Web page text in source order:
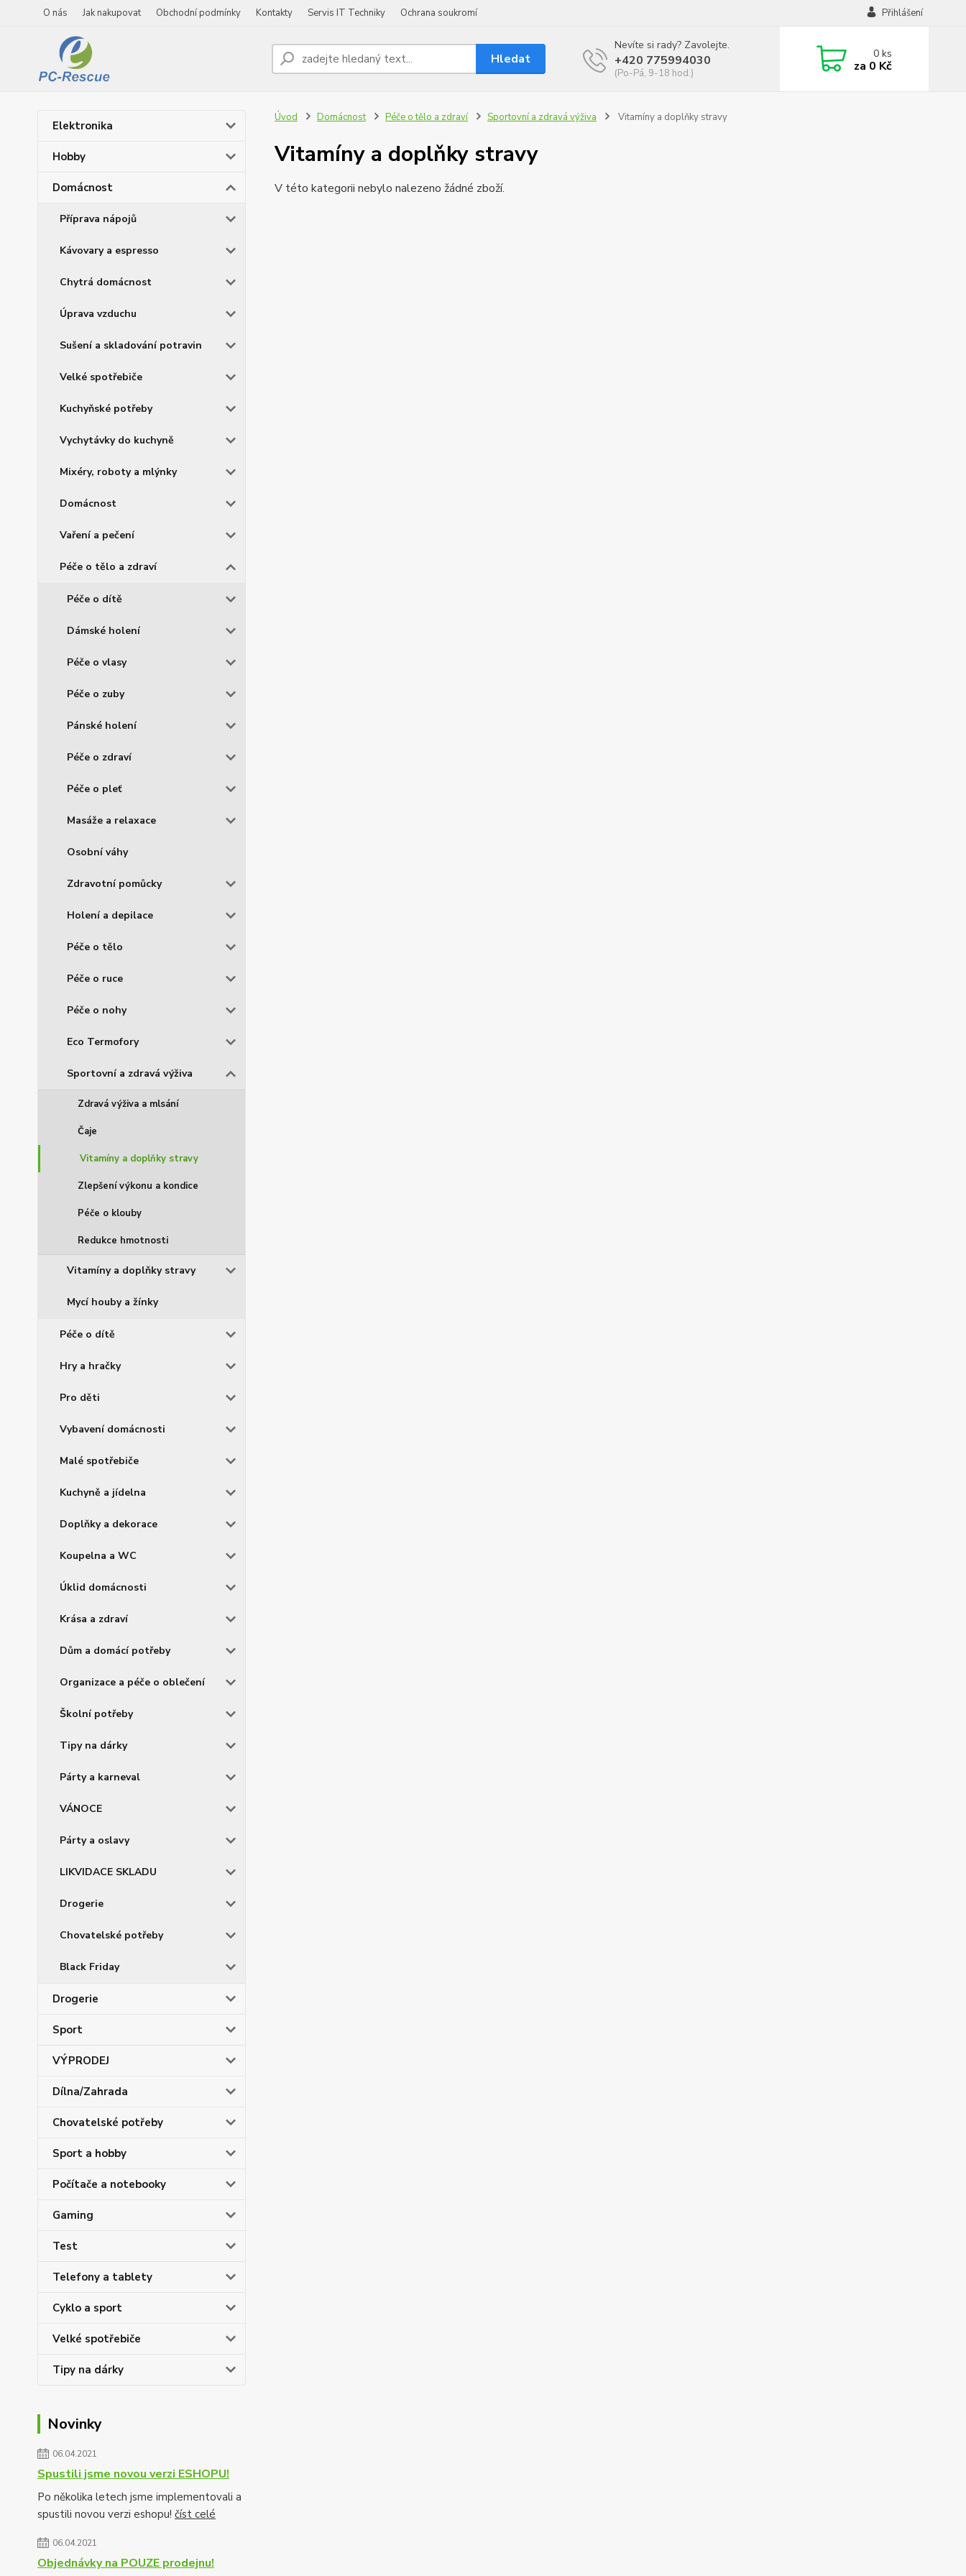
O nás Jak nakupovat Obchodní podmínky Kontakty Servis IT Techniky Ochrana soukromí Přihlášení
Hledat
Nevíte si rady? Zavolejte.
+420 775994030
(Po-Pá, 9-18 hod.)
0ks
za 0 Kč
Elektronika
Hobby
Domácnost
Příprava nápojů
Kávovary a espresso
Chytrá domácnost
Úprava vzduchu
Sušení a skladování potravin
Velké spotřebiče
Kuchyňské potřeby
Vychytávky do kuchyně
Mixéry, roboty a mlýnky
Domácnost
Vaření a pečení
Péče o tělo a zdraví
Péče o dítě
Dámské holení
Péče o vlasy
Péče o zuby
Pánské holení
Péče o zdraví
Péče o pleť
Masáže a relaxace
Osobní váhy
Zdravotní pomůcky
Holení a depilace
Péče o tělo
Péče o ruce
Péče o nohy
Eco Termofory
Sportovní a zdravá výživa
Zdravá výživa a mlsání
Čaje
Vitamíny a doplňky stravy
Zlepšení výkonu a kondice
Péče o klouby
Redukce hmotnosti
Vitamíny a doplňky stravy
Mycí houby a žínky
Péče o dítě
Hry a hračky
Pro děti
Vybavení domácnosti
Malé spotřebiče
Kuchyně a jídelna
Doplňky a dekorace
Koupelna a WC
Úklid domácnosti
Krása a zdraví
Dům a domácí potřeby
Organizace a péče o oblečení
Školní potřeby
Tipy na dárky
Párty a karneval
VÁNOCE
Párty a oslavy
LIKVIDACE SKLADU
Drogerie
Chovatelské potřeby
Black Friday
Drogerie
Sport
VÝPRODEJ
Dílna/Zahrada
Chovatelské potřeby
Sport a hobby
Počítače a notebooky
Gaming
Test
Telefony a tablety
Cyklo a sport
Velké spotřebiče
Tipy na dárky
Novinky
06.04.2021
Spustili jsme novou verzi ESHOPU!
Po několika letech jsme implementovali a
spustili novou verzi eshopu! číst celé
06.04.2021
Objednávky na POUZE prodejnu!
Úvod Domácnost Péče o tělo a zdraví Sportovní a zdravá výživa Vitamíny a doplňky stravy
Vitamíny a doplňky stravy
V této kategorii nebylo nalezeno žádné zboží.